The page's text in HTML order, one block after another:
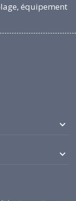
équipement

